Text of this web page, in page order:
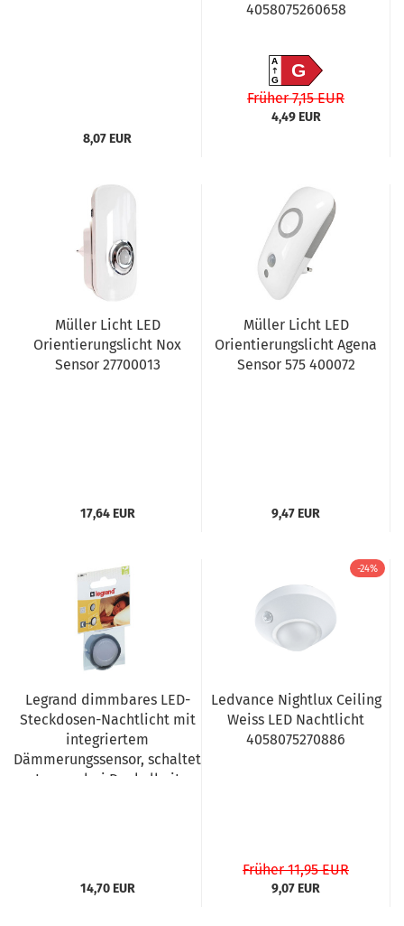
8,07 EUR
4058075260658
A
GG
Früher 7,15 EUR
4,49 EUR
Müller Licht LED
Orientierungslicht Nox
Sensor 27700013
17,64 EUR
Müller Licht LED
Orientierungslicht Agena
Sensor 575 400072
9,47 EUR
Legrand dimmbares LED-
Steckdosen-Nachtlicht mit
integriertem
Dämmerungssensor, schaltet
Lampe bei Dunkelheit
14,70 EUR
-24%
Ledvance Nightlux Ceiling
Weiss LED Nachtlicht
4058075270886
Früher 11,95 EUR
9,07 EUR